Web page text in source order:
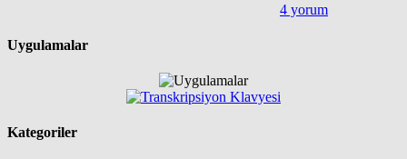
4 yorum
Uygulamalar
Kategoriler